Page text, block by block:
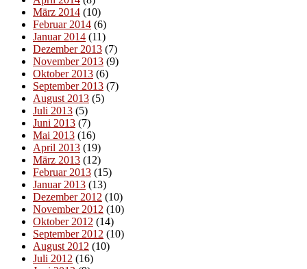
März 2014 (10)
Februar 2014 (6)
Januar 2014 (11)
Dezember 2013 (7)
November 2013 (9)
Oktober 2013 (6)
September 2013 (7)
August 2013 (5)
Juli 2013 (5)
Juni 2013 (7)
Mai 2013 (16)
April 2013 (19)
März 2013 (12)
Februar 2013 (15)
Januar 2013 (13)
Dezember 2012 (10)
November 2012 (10)
Oktober 2012 (14)
September 2012 (10)
August 2012 (10)
Juli 2012 (16)